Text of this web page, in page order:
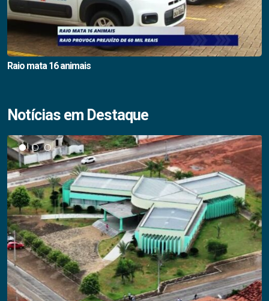
Raio mata 16 animais
Notícias em Destaque